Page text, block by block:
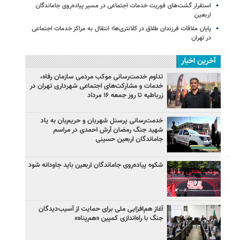
استقرار گشت‌های فوریت خدمات اجتماعی در مسیر پیاده‌روی جاماندگان
اربعین
پایان ملاقات فرزندان طلاق در کلانتری‌ها؛ انتقال به مراکز خدمات اجتماعی
در تهران
آخرین اخبار
تداوم خدمت‌رسانی موکب مردمی سازمان رفاه،
خدمات و مشارکت‌های اجتماعی شهرداری تهران در
زرباطیه تا روز جمعه ۱۶ مرداد
خدمت‌رسانی پرسنل شهربان و حریم‌بان به یاد
شهید جنگ رمضان آرش احمدی در مراسم
جاماندگان اربعین حسینی
شکوه پیاده‌روی جاماندگان اربعین باید جاودانه شود
آغاز هم‌افزایی ملی برای حمایت از آسیب‌دیدگان
جنگ با راه‌اندازی کمپین «هم‌پناه»